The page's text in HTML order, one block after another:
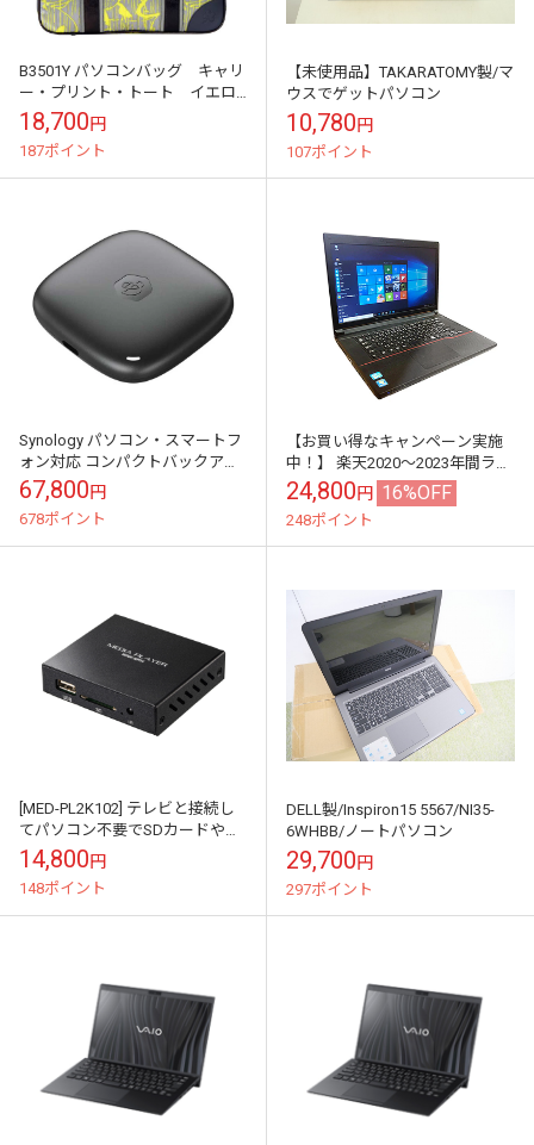
B3501Y パソコンバッグ キャリ
ー・プリント・トート イエロ
ー＆グレー レディスＰＣバッ
グ
18,700円
187ポイント
【未使用品】TAKARATOMY製/マ
ウスでゲットパソコン
10,780円
107ポイント
Synology パソコン・スマートフ
ォン対応 コンパクトバックアッ
プハブ BeeDrive 2TB｜BDS70-2T
67,800円
678ポイント
【お買い得なキャンペーン実施
中！】 楽天2020～2023年間ラン
キング連続1位！ ノートパソコン
中古 パソコン メモリ 8GB...
24,800円 16%OFF
248ポイント
[MED-PL2K102] テレビと接続し
てパソコン不要でSDカードや
USBメモリのデータを再生でき
るメディアプレーヤー
14,800円
148ポイント
DELL製/Inspiron15 5567/NI35-
6WHBB/ノートパソコン
29,700円
297ポイント